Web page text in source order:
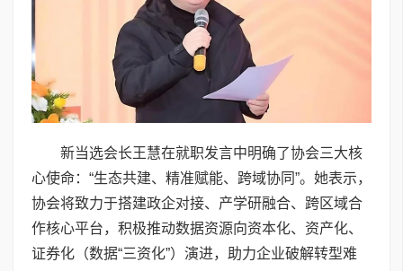
新当选会长王慧在就职发言中明确了协会三大核
心使命：“生态共建、精准赋能、跨域协同”。她表示，
协会将致力于搭建政企对接、产学研融合、跨区域合
作核心平台，积极推动数据资源向资本化、资产化、
证券化（数据“三资化”）演进，助力企业破解转型难